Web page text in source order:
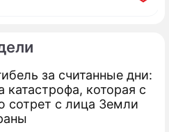
за считанные дни:
катастрофа, которая с
сотрет с лица Земли
Чейни в